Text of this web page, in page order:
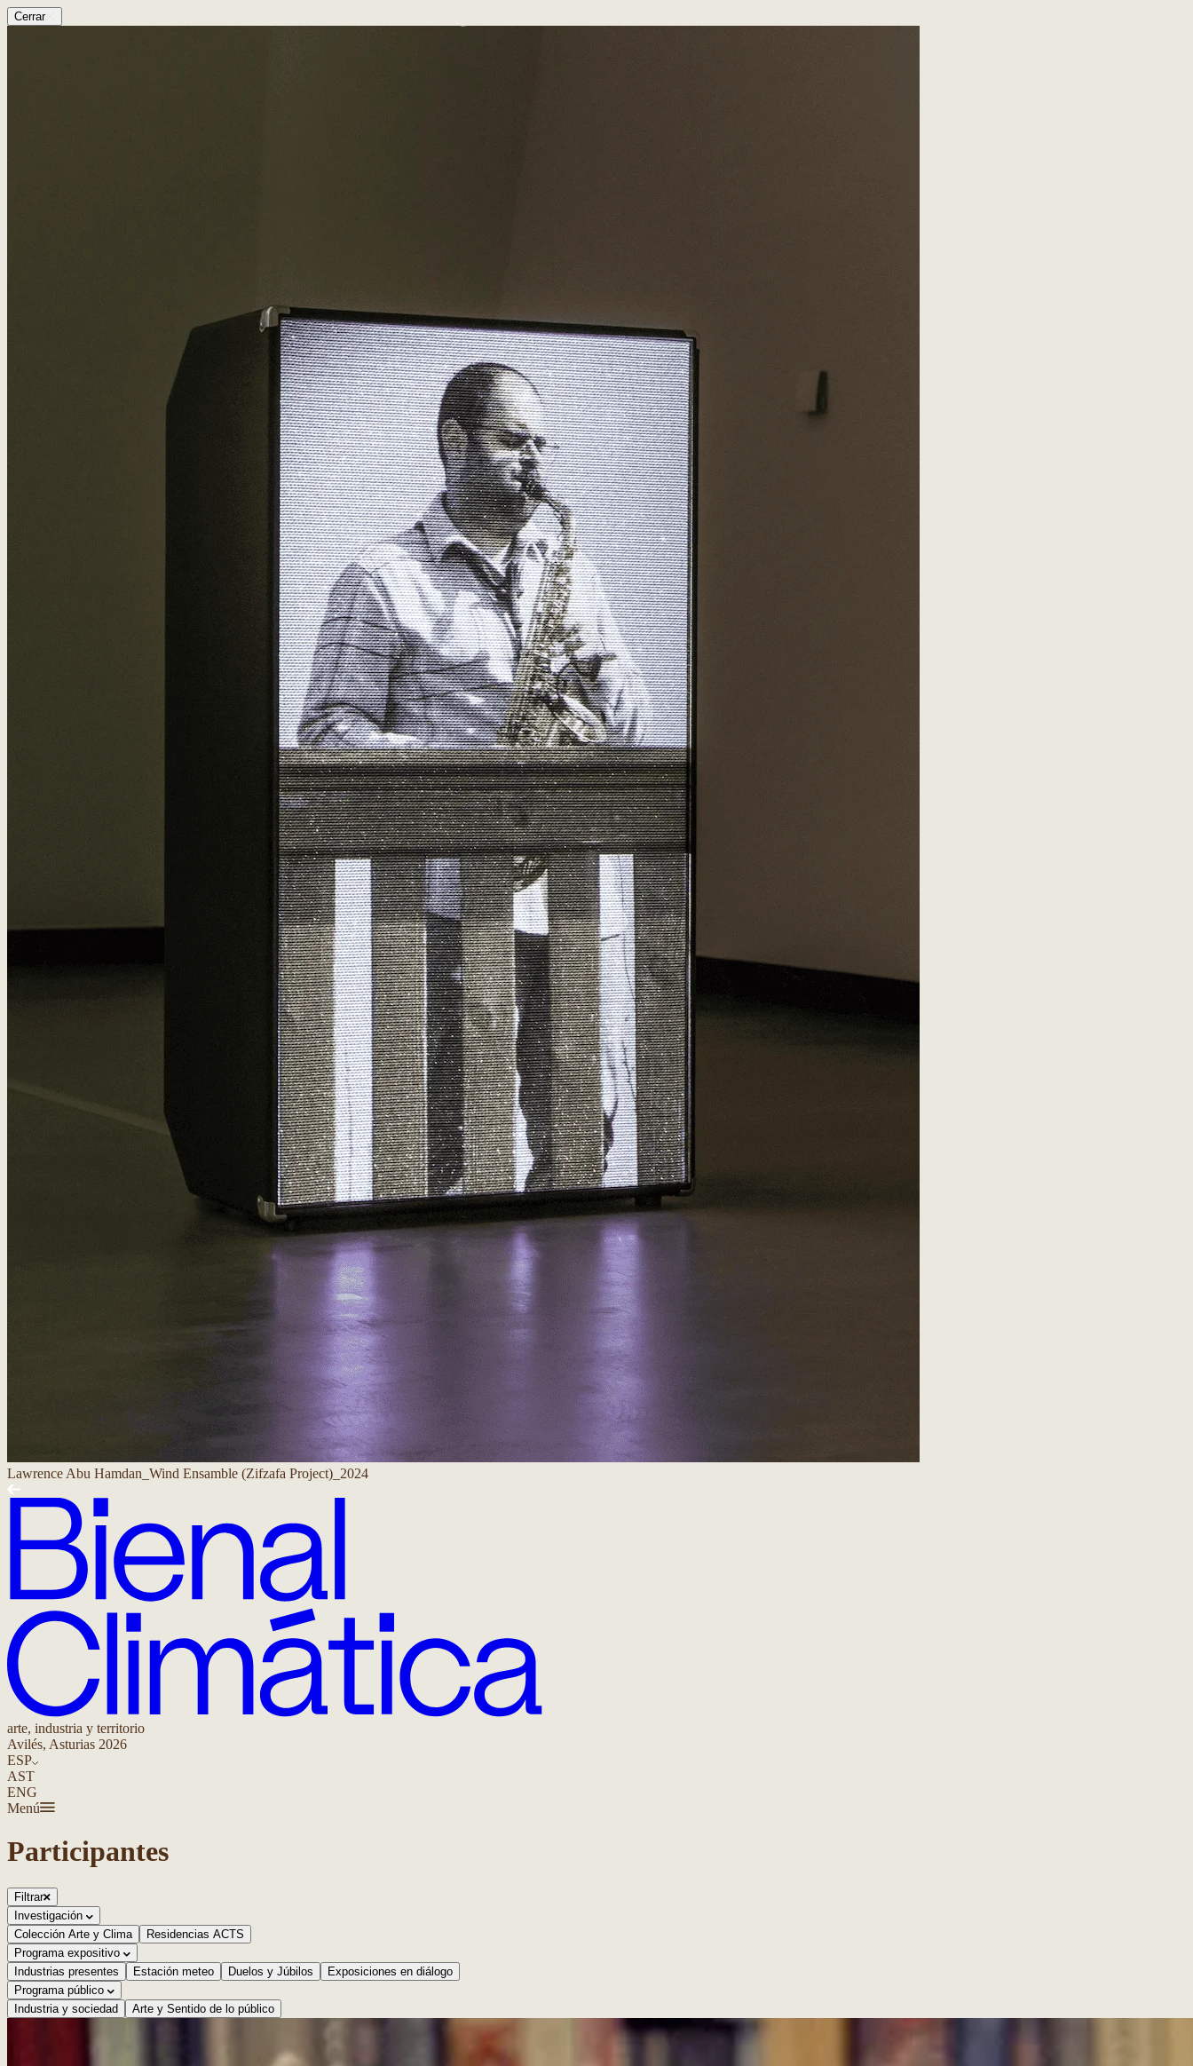
Cerrar
Lawrence Abu Hamdan_Wind Ensamble (Zifzafa Project)_2024
arte, industria y territorio
Avilés, Asturias 2026
ESP
AST
ENG
Menú
Participantes
Filtrar
Investigación
Colección Arte y Clima
Residencias ACTS
Programa expositivo
Industrias presentes
Estación meteo Duelos y Júbilos
Exposiciones en diálogo
Programa público
Industria y sociedad
Arte y Sentido de lo público